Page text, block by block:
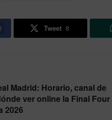
Tweet 8
Madrid: Horario, canal de
ver online la Final Four
2026